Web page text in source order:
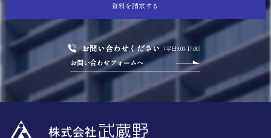
資料を請求する
お問い合わせください （平日9:00-17:00）
お問い合わせフォームへ